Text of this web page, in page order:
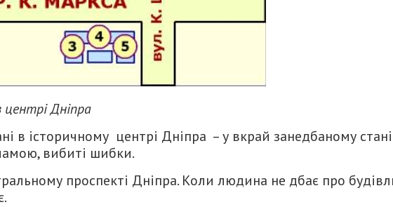
Дніпра
в історичному центрі Дніпра – у вкрай занедбаному стані.
вибиті шибки.
проспекті Дніпра. Коли людина не дбає про